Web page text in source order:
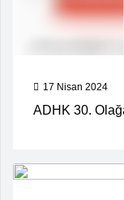
17 Nisan 2024
ADHK 30.